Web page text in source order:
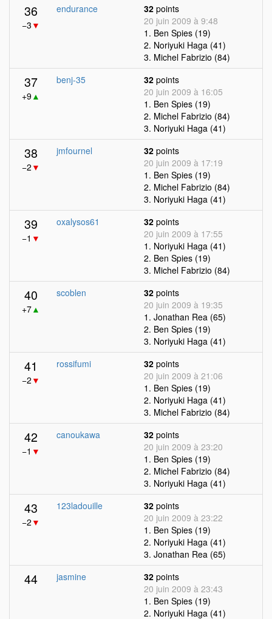
36
−3 ▼
endurance 32 points
20 juin 2009 à 9:48
1. Ben Spies (19)
2. Noriyuki Haga (41)
3. Michel Fabrizio (84)
37
+9▲
benj-35 32 points
20 juin 2009 à 16:05
1. Ben Spies (19)
2. Michel Fabrizio (84)
3. Noriyuki Haga (41)
38
−2 ▼
jmfournel 32 points
20 juin 2009 à 17:19
1. Ben Spies (19)
2. Michel Fabrizio (84)
3. Noriyuki Haga (41)
39
−1 ▼
oxalysos61 32 points
20 juin 2009 à 17:55
1. Noriyuki Haga (41)
2. Ben Spies (19)
3. Michel Fabrizio (84)
40
+7▲
scoblen 32 points
20 juin 2009 à 19:35
1. Jonathan Rea (65)
2. Ben Spies (19)
3. Noriyuki Haga (41)
41
−2 ▼
rossifumi 32 points
20 juin 2009 à 21:06
1. Ben Spies (19)
2. Noriyuki Haga (41)
3. Michel Fabrizio (84)
42
−1 ▼
canoukawa 32 points
20 juin 2009 à 23:20
1. Ben Spies (19)
2. Michel Fabrizio (84)
3. Noriyuki Haga (41)
43
−2 ▼
123ladouille 32 points
20 juin 2009 à 23:22
1. Ben Spies (19)
2. Noriyuki Haga (41)
3. Jonathan Rea (65)
44 jasmine 32 points
20 juin 2009 à 23:43
1. Ben Spies (19)
2. Noriyuki Haga (41)